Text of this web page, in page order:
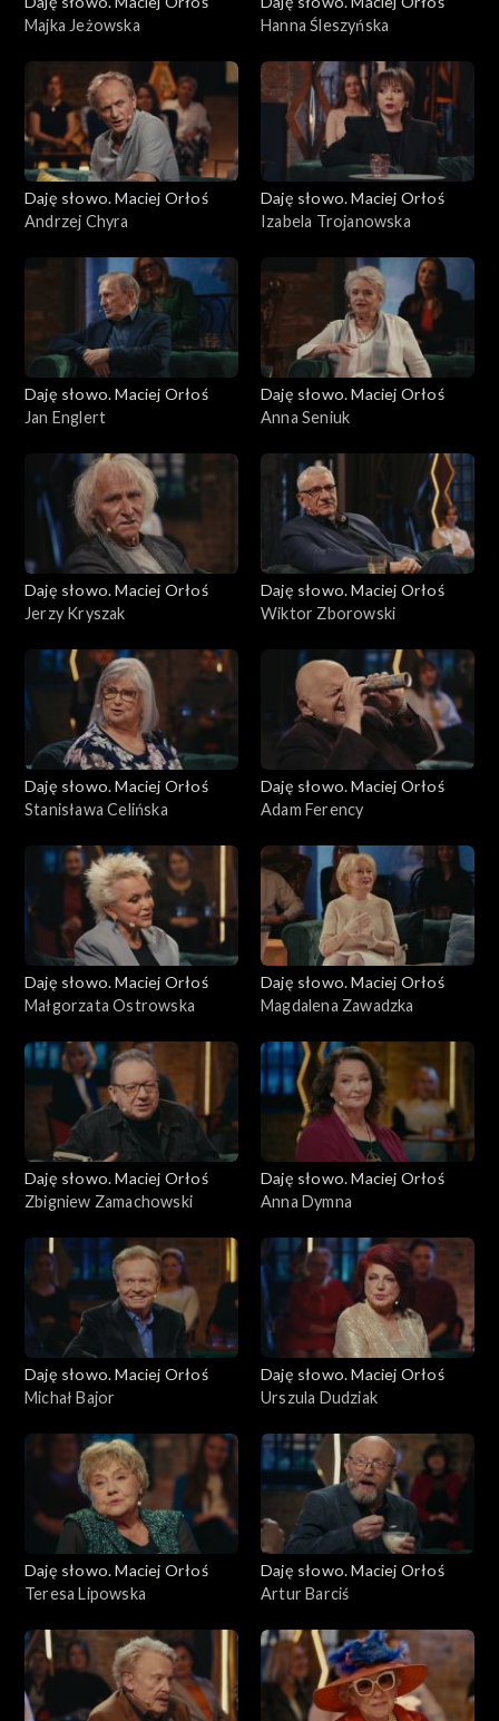
Majka Jeżowska
Hanna Śleszyńska
Daję słowo. Maciej Orłoś
Andrzej Chyra
Daję słowo. Maciej Orłoś
Izabela Trojanowska
Daję słowo. Maciej Orłoś
Jan Englert
Daję słowo. Maciej Orłoś
Anna Seniuk
Daję słowo. Maciej Orłoś
Jerzy Kryszak
Daję słowo. Maciej Orłoś
Wiktor Zborowski
Daję słowo. Maciej Orłoś
Stanisława Celińska
Daję słowo. Maciej Orłoś
Adam Ferency
Daję słowo. Maciej Orłoś
Małgorzata Ostrowska
Daję słowo. Maciej Orłoś
Magdalena Zawadzka
Daję słowo. Maciej Orłoś
Zbigniew Zamachowski
Daję słowo. Maciej Orłoś
Anna Dymna
Daję słowo. Maciej Orłoś
Michał Bajor
Daję słowo. Maciej Orłoś
Urszula Dudziak
Daję słowo. Maciej Orłoś
Teresa Lipowska
Daję słowo. Maciej Orłoś
Artur Barciś